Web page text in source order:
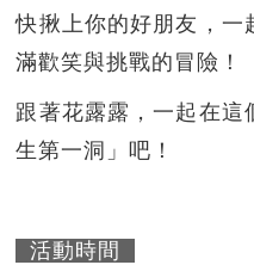
快揪上你的好朋友，一
滿歡笑與挑戰的冒險！
跟著花露露，一起在這
生第一洞」吧！
活動時間